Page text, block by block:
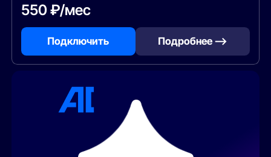
550 ₽/мес
Подключить Подробнее —>